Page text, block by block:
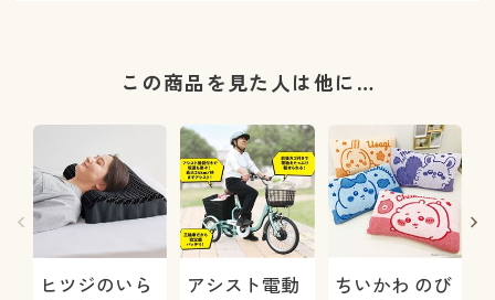
この商品を見た人は他に…
ヒツジのいら
アシスト電動
ちいかわ のび